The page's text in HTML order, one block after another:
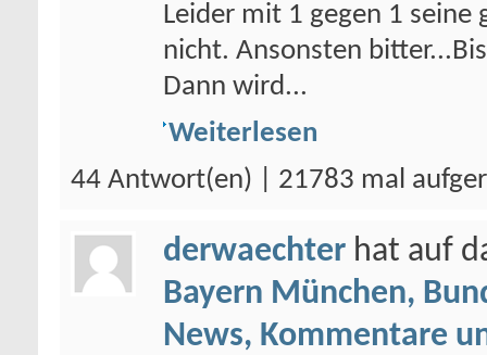
Leider mit 1 gegen 1 seine
nicht. Ansonsten
Dann wird...
Weiterlesen
44 Antwort(en) | 21783 mal
derwaechter hat auf
Bayern München,
News, Kommentare